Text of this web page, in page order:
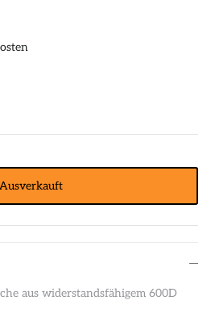
Ausverkauft
aus widerstandsfähigem 600D